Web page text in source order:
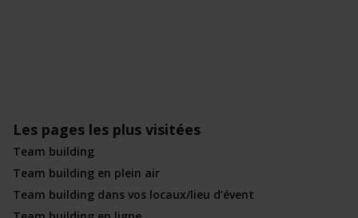
Les pages les plus visitées
Team building
Team building en plein air
Team building dans vos locaux/lieu d’évent